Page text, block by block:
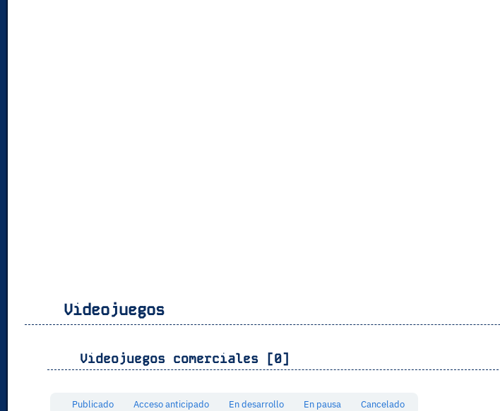
Videojuegos
Videojuegos comerciales [0]
Publicado Acceso anticipado En desarrollo En pausa Cancelado